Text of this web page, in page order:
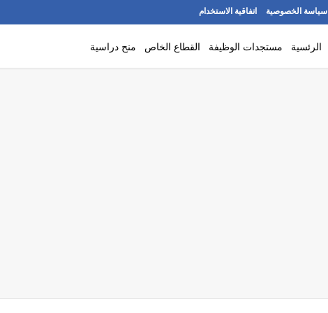
سياسة الخصوصية اتفاقية الاستخدام
الرئسية مستجدات الوظيفة القطاع الخاص منح دراسية